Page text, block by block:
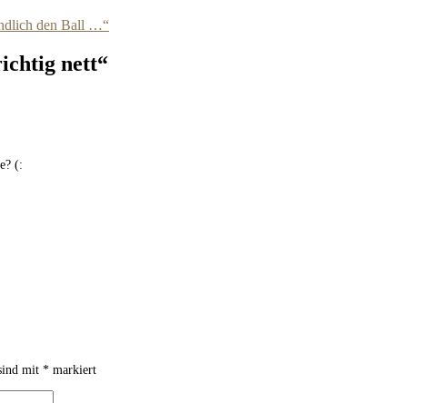
den Ball …“
nett“
(:
mit * markiert